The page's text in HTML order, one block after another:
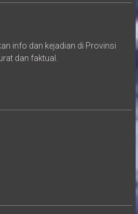
info dan kejadian di Provinsi
dan faktual.